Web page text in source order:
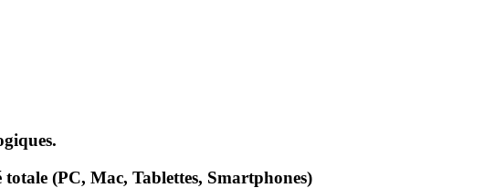
(PC, Mac, Tablettes, Smartphones)